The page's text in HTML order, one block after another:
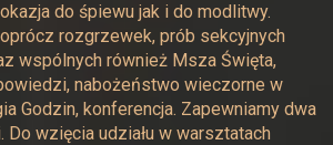
do śpiewu jak i do modlitwy.
rozgrzewek, prób sekcyjnych
wspólnych również Msza Święta,
nabożeństwo wieczorne w
Godzin, konferencja. Zapewniamy dwa
Do wzięcia udziału w warsztatach